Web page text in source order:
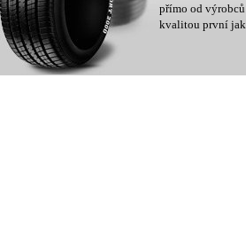
přímo od
kvalitou první